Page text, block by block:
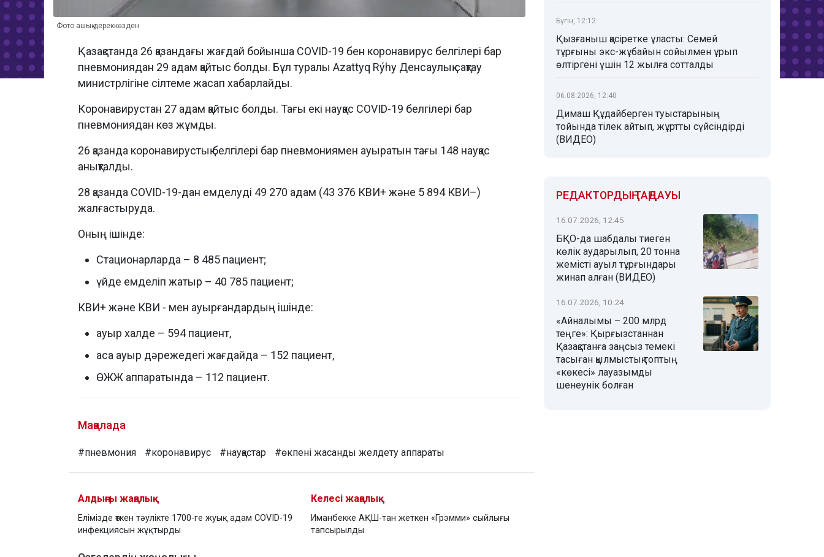
Фото ашық дереккөзден
Қазақстанда 26 қазандағы жағдай бойынша COVID-19 бен коронавирус белгілері бар
пневмониядан 29 адам қайтыс болды. Бұл туралы Azattyq Rýhy Денсаулық сақтау
министрлігіне сілтеме жасап хабарлайды.
Коронавирустан 27 адам қайтыс болды. Тағы екі науқас COVID-19 белгілері бар
пневмониядан көз жұмды.
26 қазанда коронавирустық белгілері бар пневмониямен ауыратын тағы 148 науқас
анықталды.
28 қазанда COVID-19-дан емделуді 49 270 адам (43 376 КВИ+ және 5 894 КВИ–)
жалғастыруда.
Оның ішінде:
Стационарларда – 8 485 пациент;
үйде емделіп жатыр – 40 785 пациент;
КВИ+ және КВИ - мен ауырғандардың ішінде:
ауыр халде – 594 пациент,
аса ауыр дәрежедегі жағдайда – 152 пациент,
ӨЖЖ аппаратында – 112 пациент.
Мақалада
#пневмония #коронавирус #науқастар #өкпені жасанды желдету аппараты
Алдыңғы жаңалық
Елімізде өткен тәулікте 1700-ге жуық адам COVID-19
инфекциясын жұқтырды
Келесі жаңалық
Иманбекке АҚШ-тан жеткен «Грэмми» сыйлығы
тапсырылды
Бүгін, 12:12
Қызғаныш қасіретке ұласты: Семей
тұрғыны экс-жұбайын сойылмен ұрып
өлтіргені үшін 12 жылға сотталды
06.08.2026, 12:40
Димаш Құдайберген туыстарының
тойында тілек айтып, жұртты сүйсіндірді
(ВИДЕО)
РЕДАКТОРДЫҢ ТАҢДАУЫ
16.07.2026, 12:45
БҚО-да шабдалы тиеген
көлік аударылып, 20 тонна
жемісті ауыл тұрғындары
жинап алған (ВИДЕО)
16.07.2026, 10:24
«Айналымы – 200 млрд
теңге»: Қырғызстаннан
Қазақстанға заңсыз темекі
тасыған қылмыстық топтың
«көкесі» лауазымды
шенеунік болған